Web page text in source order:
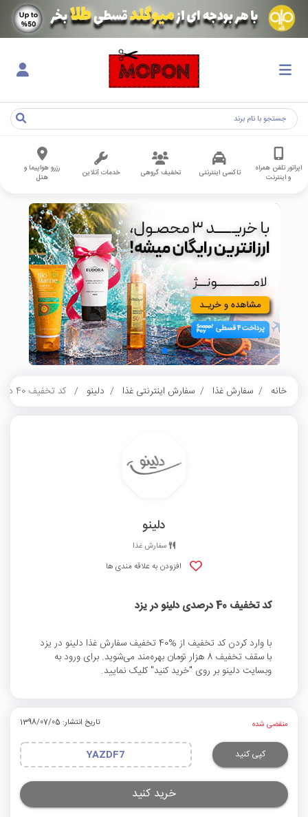
اپراتور تلفن همراه
و اینترنت
تاکسی اینترنتی تخفیف گروهی خدمات آنلاین
رزرو هواپیما و
هتل
خانه سفارش غذا سفارش اینترنتی غذا دلینو کد تخفیف 40 درصدی دلینو در یزد
دلینو
سفارش غذا
افزودن به علاقه مندی ها
کد تخفیف 40 درصدی دلینو در یزد
با وارد کردن کد تخفیف از %40 تخفیف سفارش غذا دلینو در یزد
با سقف تخفیف 8 هزار تومان بهره‌مند می‌شوید. برای ورود به
وبسایت دلینو بر روی "خرید کنید" کلیک نمایید.
منقضی شده تاریخ انتشار: 1398/07/05
کپی کنید YAZDF7
خرید کنید